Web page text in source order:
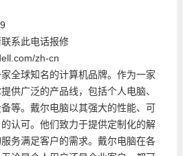
系此电话报修
zh-cn
全球知名的计算机品牌。作为一家
供广泛的产品线，包括个人电脑、
等。戴尔电脑以其强大的性能、可
认可。他们致力于提供定制化的解
务满足客户的需求。戴尔电脑在各